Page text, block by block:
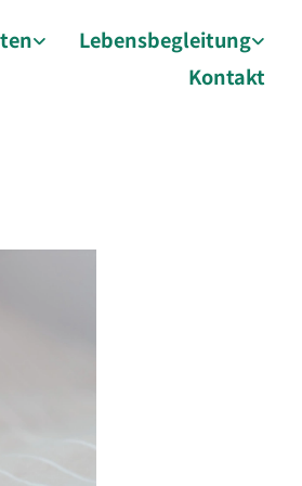
Lebensbegleitung
Kontakt